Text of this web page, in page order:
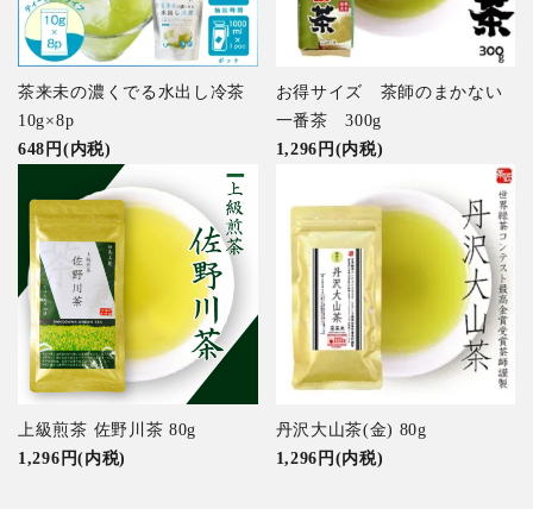
茶来未の濃くでる水出し冷茶
10g×8p
648円(内税)
お得サイズ 茶師のまかない
一番茶 300g
1,296円(内税)
上級煎茶 佐野川茶 80g
1,296円(内税)
丹沢大山茶(金) 80g
1,296円(内税)